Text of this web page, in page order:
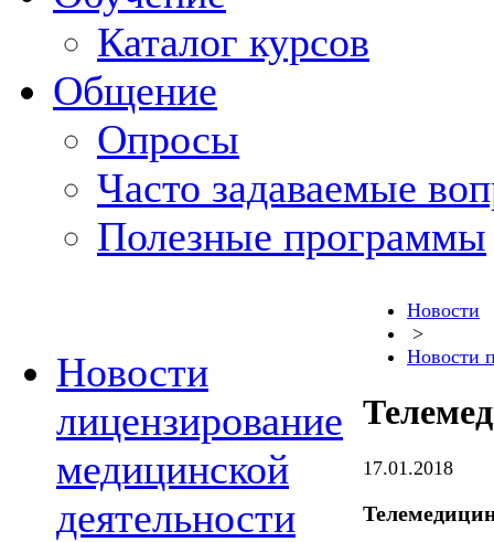
Каталог курсов
Общение
Опросы
Часто задаваемые
Полезные программы
Новости
лицензирование
медицинской
деятельности
Новости
>
Новости
17.01.2018